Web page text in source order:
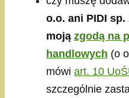
o.o. ani PIDI
moją zgodą na
handlowych (o
mówi art. 10
szczególnie